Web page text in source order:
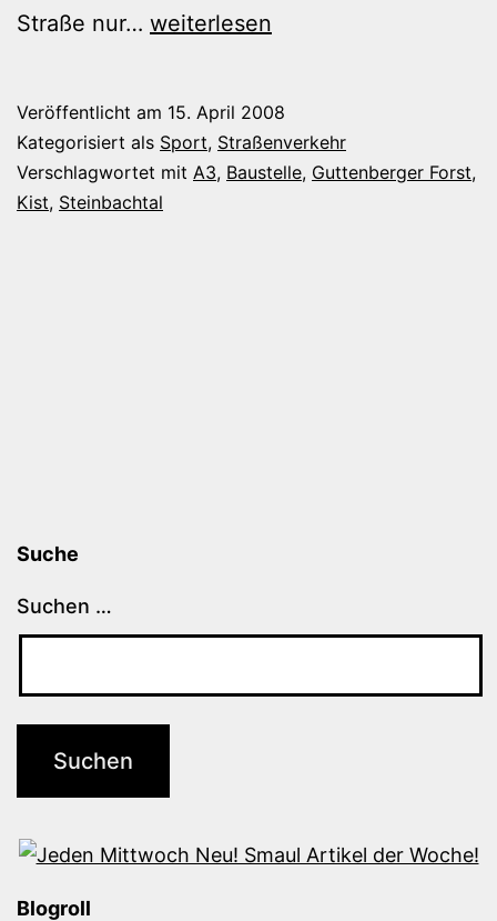
Straße nur… Mit
zur
A3-
Großbaustelle
weiterlesen
Veröffentlicht am 15. April 2008
Kategorisiert als Sport, Straßenverkehr
Verschlagwortet mit A3, Baustelle, Guttenberger Forst,
Kist, Steinbachtal
Suche
Suchen …
Blogroll